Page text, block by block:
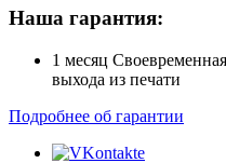
Наша гарантия:
1 месяц
выхода из печати
Подробнее об гарантии